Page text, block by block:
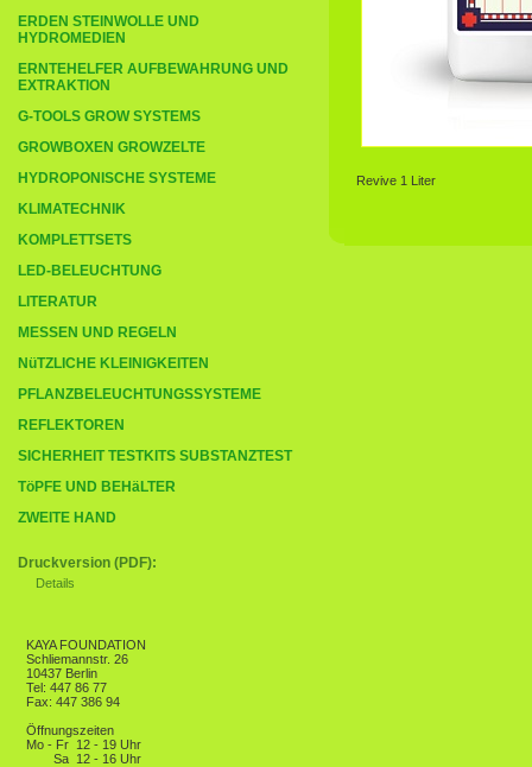
ERDEN STEINWOLLE UND
HYDROMEDIEN
ERNTEHELFER AUFBEWAHRUNG UND
EXTRAKTION
G-TOOLS GROW SYSTEMS
GROWBOXEN GROWZELTE
HYDROPONISCHE SYSTEME
KLIMATECHNIK
KOMPLETTSETS
LED-BELEUCHTUNG
LITERATUR
MESSEN UND REGELN
NüTZLICHE KLEINIGKEITEN
PFLANZBELEUCHTUNGSSYSTEME
REFLEKTOREN
SICHERHEIT TESTKITS SUBSTANZTEST
TöPFE UND BEHäLTER
ZWEITE HAND
Druckversion (PDF):
Details
Revive 1 Liter
KAYA FOUNDATION
Schliemannstr. 26
10437 Berlin
Tel: 447 86 77
Fax: 447 386 94
Öffnungszeiten
Mo - Fr 12 - 19 Uhr
Sa 12 - 16 Uhr